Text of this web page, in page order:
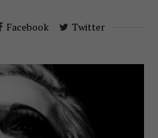
Facebook Twitter